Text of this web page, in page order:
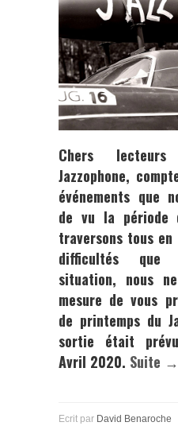
Chers
Jazzophone,
événements que
de vu la période
traversons tous
difficultés que
situation, nous
mesure de vous
de printemps du
sortie était
Avril 2020. Suite →
Ecrit par David Benaroche